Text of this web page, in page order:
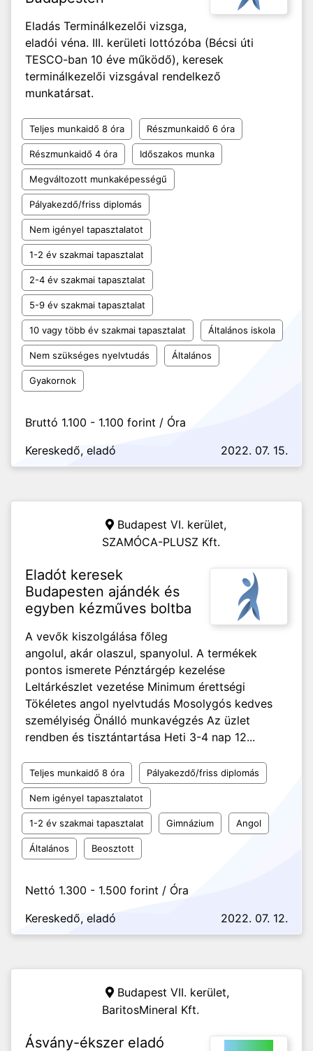
Eladás Terminálkezelői vizsga,
eladói véna. III. kerületi lottózóba (Bécsi úti
TESCO-ban 10 éve működő), keresek
terminálkezelői vizsgával rendelkező
munkatársat.
Teljes munkaidő 8 óra Részmunkaidő 6 óra
Részmunkaidő 4 óra Időszakos munka
Megváltozott munkaképességű
Pályakezdő/friss diplomás
Nem igényel tapasztalatot
1-2 év szakmai tapasztalat
2-4 év szakmai tapasztalat
5-9 év szakmai tapasztalat
10 vagy több év szakmai tapasztalat Általános iskola
Nem szükséges nyelvtudás Általános
Gyakornok
Bruttó 1.100 - 1.100 forint / Óra
Kereskedő, eladó
2022. 07. 15.
Budapest VI. kerület,
SZAMÓCA-PLUSZ Kft.
Eladót keresek
Budapesten ajándék és
egyben kézműves boltba
A vevők kiszolgálása főleg
angolul, akár olaszul, spanyolul. A termékek
pontos ismerete Pénztárgép kezelése
Leltárkészlet vezetése Minimum érettségi
Tökéletes angol nyelvtudás Mosolygós kedves
személyiség Önálló munkavégzés Az üzlet
rendben és tisztántartása Heti 3-4 nap 12...
Teljes munkaidő 8 óra Pályakezdő/friss diplomás
Nem igényel tapasztalatot
1-2 év szakmai tapasztalat Gimnázium Angol
Általános Beosztott
Nettó 1.300 - 1.500 forint / Óra
Kereskedő, eladó
2022. 07. 12.
Budapest VII. kerület,
BaritosMineral Kft.
Ásvány-ékszer eladó